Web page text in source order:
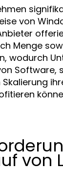
von
Menge
wodurch
Software,
von